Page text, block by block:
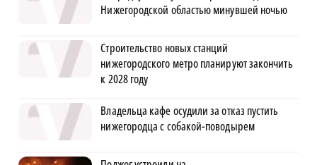
Нижегородской областью минувшей ночью
Строительство новых станций
нижегородского метро планируют закончить
к 2028 году
Владельца кафе осудили за отказ пустить
нижегородца с собакой-поводырем